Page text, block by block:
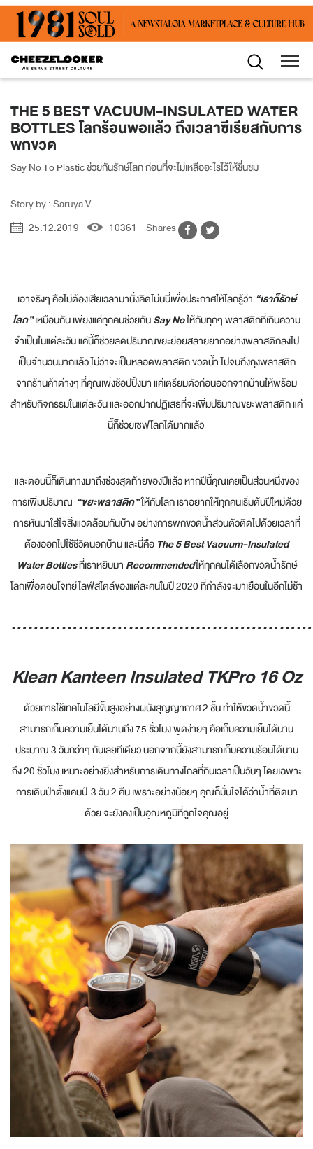
THE 5 BEST VACUUM-INSULATED WATER
BOTTLES โลกร้อนพอแล้ว ถึงเวลาซีเรียสกับการ
พกขวด
Say No To Plastic ช่วยกันรักษ์โลก ก่อนที่จะไม่เหลืออะไรไว้ให้ชื่นชม
Story by : Saruya V.
25.12.2019
10361 Shares
เอาจริงๆ คือไม่ต้องเสียเวลามานั่งคิดโน่นนี่เพื่อประกาศให้โลกรู้ว่า “เราก็รักษ์
โลก”เหมือนกัน เพียงแค่ทุกคนช่วยกันSay Noให้กับทุกๆ พลาสติกที่เกินความ
จำเป็นในแต่ละวัน แค่นี้ก็ช่วยลดปริมาณขยะย่อยสลายยากอย่างพลาสติกลงไป
เป็นจำนวนมากแล้ว ไม่ว่าจะเป็นหลอดพลาสติก ขวดน้ำ ไปจนถึงถุงพลาสติก
จากร้านค้าต่างๆ ที่คุณเพิ่งช้อปปิ้งมา แค่เตรียมตัวก่อนออกจากบ้านให้พร้อม
สำหรับกิจกรรมในแต่ละวัน และออกปากปฏิเสธที่จะเพิ่มปริมาณขยะพลาสติก แค่
นี้ก็ช่วยเซฟโลกได้มากแล้ว
และตอนนี้ก็เดินทางมาถึงช่วงสุดท้ายของปีแล้ว หากปีนี้คุณเคยเป็นส่วนหนึ่งของ
การเพิ่มปริมาณ “ขยะพลาสติก”ให้กับโลก เราอยากให้ทุกคนเริ่มต้นปีใหม่ด้วย
การหันมาใส่ใจสิ่งแวดล้อมกันบ้าง อย่างการพกขวดน้ำส่วนตัวติดไปด้วยเวลาที่
ต้องออกไปใช้ชีวิตนอกบ้าน และนี่คือ The 5 Best Vacuum-Insulated
Water Bottlesที่เราหยิบมา Recommendedให้ทุกคนได้เลือกขวดน้ำรักษ์
โลกเพื่อตอบโจทย์ไลฟ์สไตล์ของแต่ละคนในปี 2020 ที่กำลังจะมาเยือนในอีกไม่ช้า
Klean Kanteen Insulated TKPro 16 Oz
ด้วยการใช้เทคโนโลยีขั้นสูงอย่างผนังสุญญากาศ 2 ชั้น ทำให้ขวดน้ำขวดนี้
สามารถเก็บความเย็นได้นานถึง 75 ชั่วโมง พูดง่ายๆ คือเก็บความเย็นได้นาน
ประมาณ 3 วันกว่าๆ กันเลยทีเดียว นอกจากนี้ยังสามารถเก็บความร้อนได้นาน
ถึง 20 ชั่วโมง เหมาะอย่างยิ่งสำหรับการเดินทางไกลที่กินเวลาเป็นวันๆ โดยเฉพาะ
การเดินป่าตั้งแคมป์ 3 วัน 2 คืน เพราะอย่างน้อยๆ คุณก็มั่นใจได้ว่าน้ำที่ติดมา
ด้วย จะยังคงเป็นอุณหภูมิที่ถูกใจคุณอยู่